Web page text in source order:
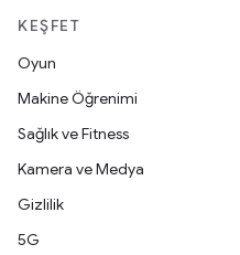
KEŞFET
Oyun
Makine Öğrenimi
Sağlık ve Fitness
Kamera ve Medya
Gizlilik
5G